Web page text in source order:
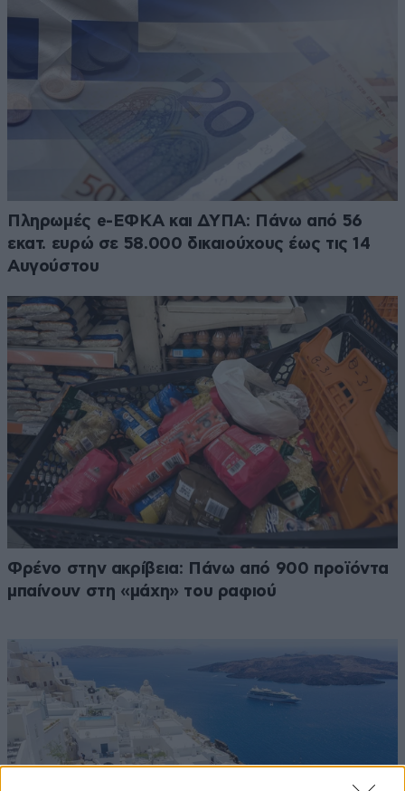
Πληρωμές e-ΕΦΚΑ και ΔΥΠΑ: Πάνω από 56
εκατ. ευρώ σε 58.000 δικαιούχους έως τις 14
Αυγούστου
Φρένο στην ακρίβεια: Πάνω από 900 προϊόντα
μπαίνουν στη «μάχη» του ραφιού